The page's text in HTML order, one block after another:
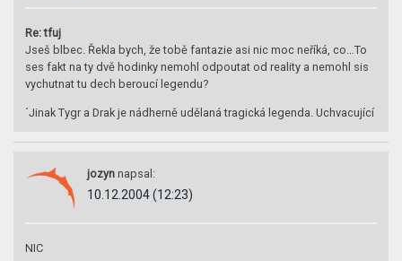
Re: tfuj
Jseš blbec. Řekla bych, že tobě fantazie asi nic moc neříká, co…To
ses fakt na ty dvě hodinky nemohl odpoutat od reality a nemohl sis
vychutnat tu dech beroucí legendu?
´Jinak Tygr a Drak je nádherně udělaná tragická legenda. Uchvacující
jozyn napsal:
10.12.2004 (12:23)
NIC